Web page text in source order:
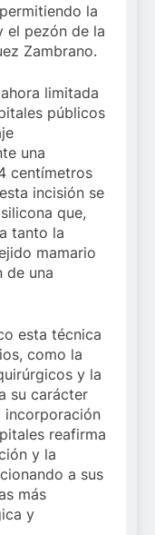
la
el pezón de la
Zambrano.
limitada
públicos
una
centímetros
incisión se
que,
tanto la
mamario
de una
esta técnica
como la
y la
su carácter
incorporación
reafirma
y la
a sus
más
y